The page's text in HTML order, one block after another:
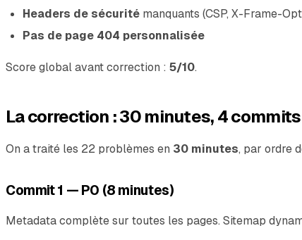
Headers de sécurité manquants (CSP, X-Frame-
Pas de page 404 personnalisée
Score global avant correction : 5/10.
La correction : 30 minutes, 4 commits
On a traité les 22 problèmes en 30 minutes, par ordre
Commit 1 — P0 (8 minutes)
Metadata complète sur toutes les pages. Sitemap